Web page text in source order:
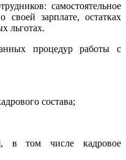
самостоятельное
своей зарплате, остатках
льготах.
процедур работы с
состава;
в том числе кадровое